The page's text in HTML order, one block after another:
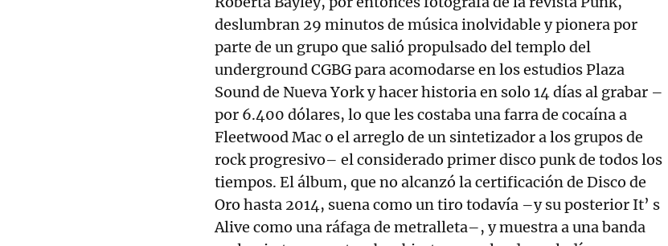
deslumbran 29 minutos de música inolvidable y pionera por
parte de un grupo que salió propulsado del templo del
underground CGBG para acomodarse en los estudios Plaza
Sound de Nueva York y hacer historia en solo 14 días al grabar –
por 6.400 dólares, lo que les costaba una farra de cocaína a
Fleetwood Mac o el arreglo de un sintetizador a los grupos de
rock progresivo– el considerado primer disco punk de todos los
tiempos. El álbum, que no alcanzó la certificación de Disco de
Oro hasta 2014, suena como un tiro todavía –y su posterior It’ s
Alive como una ráfaga de metralleta–, y muestra a una banda